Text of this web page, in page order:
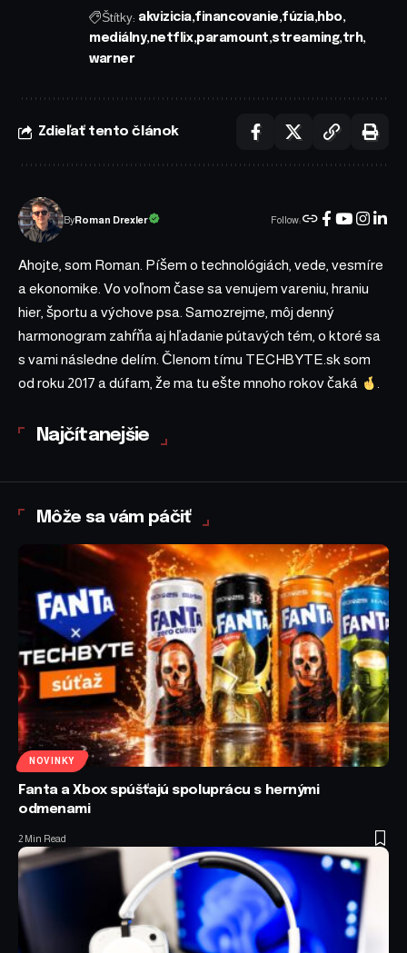
Štítky: akvizicia financovanie fúzia hbo
mediálny netflix paramount streaming trh
warner
Zdieľať tento článok
ByRoman Drexler Follow:
Ahojte, som Roman. Píšem o technológiách, vede, vesmíre
a ekonomike. Vo voľnom čase sa venujem vareniu, hraniu
hier, športu a výchove psa. Samozrejme, môj denný
harmonogram zahŕňa aj hľadanie pútavých tém, o ktoré sa
s vami následne delím. Členom tímu TECHBYTE.sk som
od roku 2017 a dúfam, že ma tu ešte mnoho rokov čaká
.
Najčítanejšie
Môže sa vám páčiť
NOVINKY
Fanta a Xbox spúšťajú spoluprácu s hernými
odmenami
2 Min Read